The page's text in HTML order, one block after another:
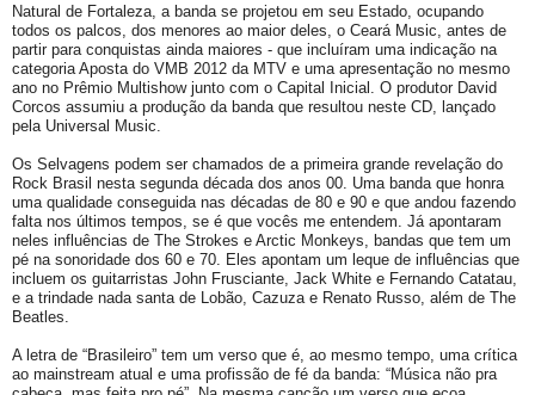
Natural de Fortaleza, a banda se projetou em seu Estado, ocupando
todos os palcos, dos menores ao maior deles, o Ceará Music, antes de
partir para conquistas ainda maiores - que incluíram uma indicação na
categoria Aposta do VMB 2012 da MTV e uma apresentação no mesmo
ano no Prêmio Multishow junto com o Capital Inicial. O produtor David
Corcos assumiu a produção da banda que resultou neste CD, lançado
pela Universal Music.
Os Selvagens podem ser chamados de a primeira grande revelação do
Rock Brasil nesta segunda década dos anos 00. Uma banda que honra
uma qualidade conseguida nas décadas de 80 e 90 e que andou fazendo
falta nos últimos tempos, se é que vocês me entendem. Já apontaram
neles influências de The Strokes e Arctic Monkeys, bandas que tem um
pé na sonoridade dos 60 e 70. Eles apontam um leque de influências que
incluem os guitarristas John Frusciante, Jack White e Fernando Catatau,
e a trindade nada santa de Lobão, Cazuza e Renato Russo, além de The
Beatles.
A letra de “Brasileiro” tem um verso que é, ao mesmo tempo, uma crítica
ao mainstream atual e uma profissão de fé da banda: “Música não pra